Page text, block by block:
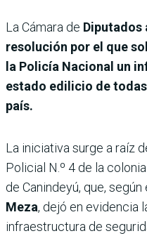
La Cámara de Diputados
resolución por el que
la Policía Nacional un
estado edilicio de
país.
La iniciativa surge a raíz
Policial N.º 4 de la
de Canindeyú, que, según
Meza, dejó en evidencia
infraestructura de